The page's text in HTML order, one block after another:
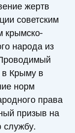
жертв
советским
крымско-
народа из
в Крыму в
норм
права
призыв на
службу.